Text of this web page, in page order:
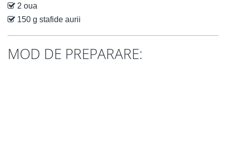
2 oua
150 g stafide aurii
MOD DE PREPARARE: